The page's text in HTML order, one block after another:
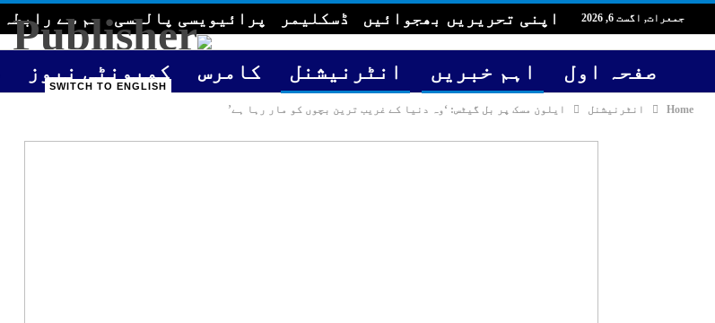
جمعرات, اگست 6, 2026 اپنی تحریریں بھجوائیں ڈسکلیمر پرائیویسی پالیسی ہم سے رابطہ
صفحہ اول اہم خبریں انٹرنیشنل کامرس کمیونٹی نیوز
SWITCH TO ENGLISH
Home انٹرنیشنل ایلون مسک پر بل گیٹس: ‘وہ دنیا کے غریب ترین بچوں کو مار رہا ہے’